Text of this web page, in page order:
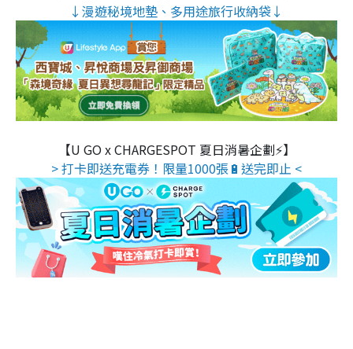
↓漫遊秘境地墊、多用途旅行收納袋↓
【U GO x CHARGESPOT 夏日消暑企劃⚡】
> 打卡即送充電券！限量1000張🔋送完即止 <